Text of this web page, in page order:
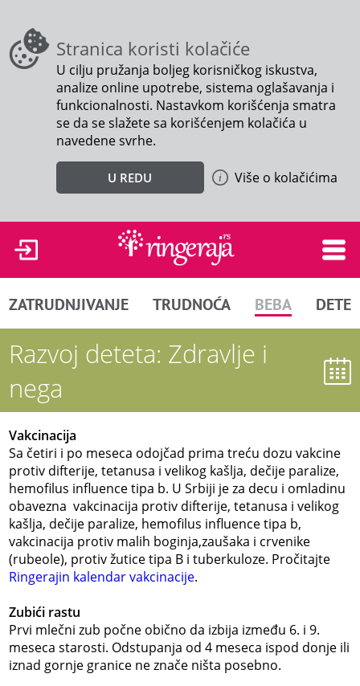
Stranica koristi kolačiće
U cilju pružanja boljeg korisničkog iskustva,
analize online upotrebe, sistema oglašavanja i
funkcionalnosti. Nastavkom korišćenja smatra
se da se slažete sa korišćenjem kolačića u
navedene svrhe.
U REDU Više o kolačićima
ZATRUDNJIVANJE TRUDNOĆA BEBA DETE
Razvoj deteta: Zdravlje i
nega
Vakcinacija
Sa četiri i po meseca odojčad prima treću dozu vakcine
protiv difterije, tetanusa i velikog kašlja, dečije paralize,
hemofilus influence tipa b. U Srbiji je za decu i omladinu
obavezna vakcinacija protiv difterije, tetanusa i velikog
kašlja, dečije paralize, hemofilus influence tipa b,
vakcinacija protiv malih boginja,zaušaka i crvenike
(rubeole), protiv žutice tipa B i tuberkuloze. Pročitajte
Ringerajin kalendar vakcinacije.
Zubići rastu
Prvi mlečni zub počne obično da izbija između 6. i 9.
meseca starosti. Odstupanja od 4 meseca ispod donje ili
iznad gornje granice ne znače ništa posebno.